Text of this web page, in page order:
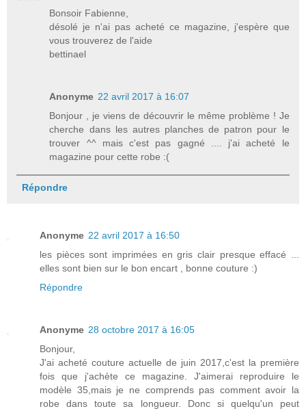
Bonsoir Fabienne,
désolé je n'ai pas acheté ce magazine, j'espère que
vous trouverez de l'aide
bettinael
Anonyme 22 avril 2017 à 16:07
Bonjour , je viens de découvrir le même problème ! Je
cherche dans les autres planches de patron pour le
trouver ^^ mais c'est pas gagné .... j'ai acheté le
magazine pour cette robe :(
Répondre
Anonyme 22 avril 2017 à 16:50
les pièces sont imprimées en gris clair presque effacé ...
elles sont bien sur le bon encart , bonne couture :)
Répondre
Anonyme 28 octobre 2017 à 16:05
Bonjour,
J'ai acheté couture actuelle de juin 2017,c'est la première
fois que j'achète ce magazine. J'aimerai reproduire le
modèle 35,mais je ne comprends pas comment avoir la
robe dans toute sa longueur. Donc si quelqu'un peut